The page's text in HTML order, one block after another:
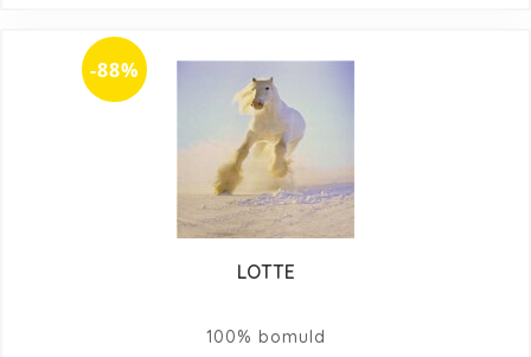
-88%
LOTTE
100% bomuld